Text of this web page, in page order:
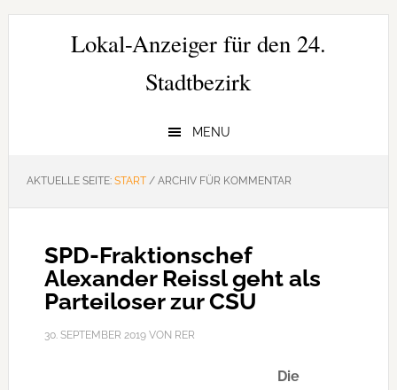
Zur
Hauptnavigation
Zum
Zur
SeitenspalteLokal-Anzeiger für den 24.
Stadtbezirk
MENU
AKTUELLE SEITE: START /ARCHIV FÜR KOMMENTAR
SPD-Fraktionschef
Alexander Reissl geht als
Parteiloser zur CSU
30. SEPTEMBER 2019VON RER
Die